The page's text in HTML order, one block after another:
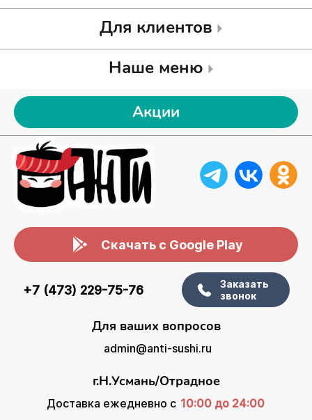
Для клиентов
Наше меню
Акции
Скачать с Google Play
+7 (473) 229-75-76
Заказать
звонок
Для ваших вопросов
admin@anti-sushi.ru
г.Н.Усмань/Отрадное
Доставка ежедневно с 10:00 до 24:00